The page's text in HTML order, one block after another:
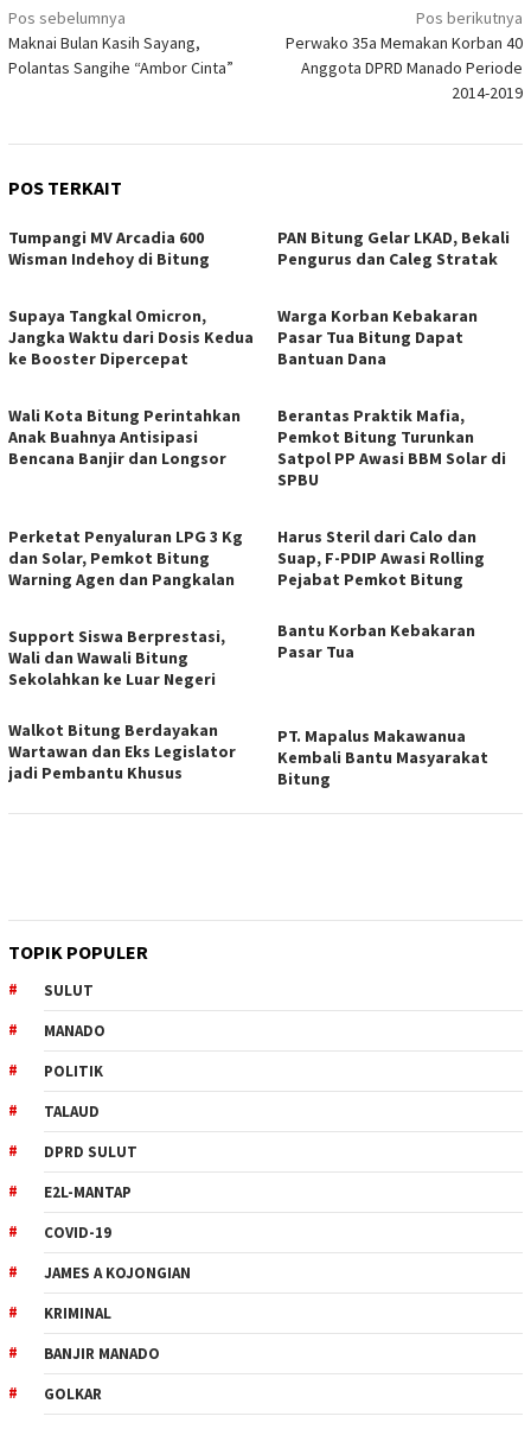
Navigasi
pos
Pos sebelumnya
Maknai Bulan Kasih Sayang,
Polantas Sangihe “Ambor Cinta”
Pos berikutnya
Perwako 35a Memakan Korban 40
Anggota DPRD Manado Periode
2014-2019
POS TERKAIT
Tumpangi MV Arcadia 600
Wisman Indehoy di Bitung
PAN Bitung Gelar LKAD, Bekali
Pengurus dan Caleg Stratak
Supaya Tangkal Omicron,
Jangka Waktu dari Dosis Kedua
ke Booster Dipercepat
Warga Korban Kebakaran
Pasar Tua Bitung Dapat
Bantuan Dana
Wali Kota Bitung Perintahkan
Anak Buahnya Antisipasi
Bencana Banjir dan Longsor
Berantas Praktik Mafia,
Pemkot Bitung Turunkan
Satpol PP Awasi BBM Solar di
SPBU
Perketat Penyaluran LPG 3 Kg
dan Solar, Pemkot Bitung
Warning Agen dan Pangkalan
Harus Steril dari Calo dan
Suap, F-PDIP Awasi Rolling
Pejabat Pemkot Bitung
Support Siswa Berprestasi,
Wali dan Wawali Bitung
Sekolahkan ke Luar Negeri
Bantu Korban Kebakaran
Pasar Tua
Walkot Bitung Berdayakan
Wartawan dan Eks Legislator
jadi Pembantu Khusus
PT. Mapalus Makawanua
Kembali Bantu Masyarakat
Bitung
TOPIK POPULER
SULUT
MANADO
POLITIK
TALAUD
DPRD SULUT
E2L-MANTAP
COVID-19
JAMES A KOJONGIAN
KRIMINAL
BANJIR MANADO
GOLKAR